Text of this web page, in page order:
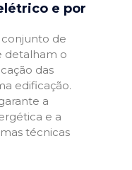
e por
de
detalham o
das
edificação.
a
e a
técnicas